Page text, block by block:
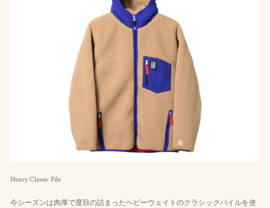
Heavy Classic Pile
今シーズンは肉厚で度目の詰まったヘビーウェイトのクラシックパイルを使